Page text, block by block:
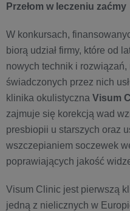
Przełom w leczeniu zaćmy
W konkursach,
biorą udział firmy, które od
nowych technik i
świadczonych przez nich
klinika okulistyczna Visum
zajmuje się korekcją wad
presbiopii u starszych oraz
wszczepianiem soczewek
poprawiających jakość
Visum Clinic jest pierwszą
jedną z nielicznych w